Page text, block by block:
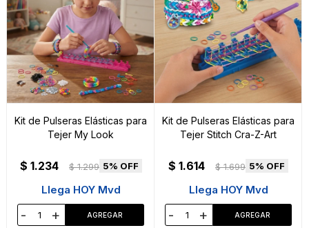
Kit de Pulseras Elásticas para
Tejer My Look
$ 1.234 $ 1.299 5
Llega HOY Mvd
- +
Kit de Pulseras Elásticas para
Tejer Stitch Cra-Z-Art
$ 1.614 $ 1.699 5
Llega HOY Mvd
- +